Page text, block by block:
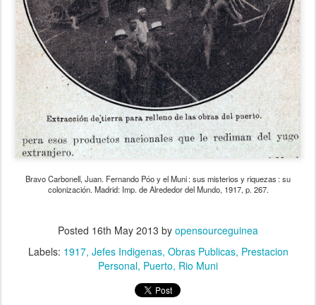
Bravo Carbonell, Juan. Fernando Póo y el Muni : sus misterios y riquezas : su
colonización. Madrid: Imp. de Alrededor del Mundo, 1917, p. 267.
Posted 16th May 2013 by opensourceguinea
Labels: 1917 Jefes Indigenas Obras Publicas Prestacion
Personal Puerto Rio Muni